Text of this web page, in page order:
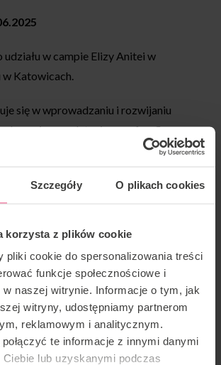
Szczegóły O plikach cookies
korzysta z plików cookie
pliki cookie do spersonalizowania treści
funkcje społecznościowe i
w naszej witrynie. Informacje o tym, jak
witryny, udostępniamy partnerom
reklamowym i analitycznym.
te informacje z innymi danymi
lub uzyskanymi podczas
udziału w campie Elizy Anitei w
w Katowicach.
się w wprowadzaniu i rozwijaniu
dynamicznym lataniu oraz freefly,
przyjemne i przyjazne
i tunelowym lataniem, czerpie
jak i w tunelu.
językami: angielskim,
Belly, Dynamic, Static
do tego campu lub masz jakieś
się z nami:camps@flyspot.com